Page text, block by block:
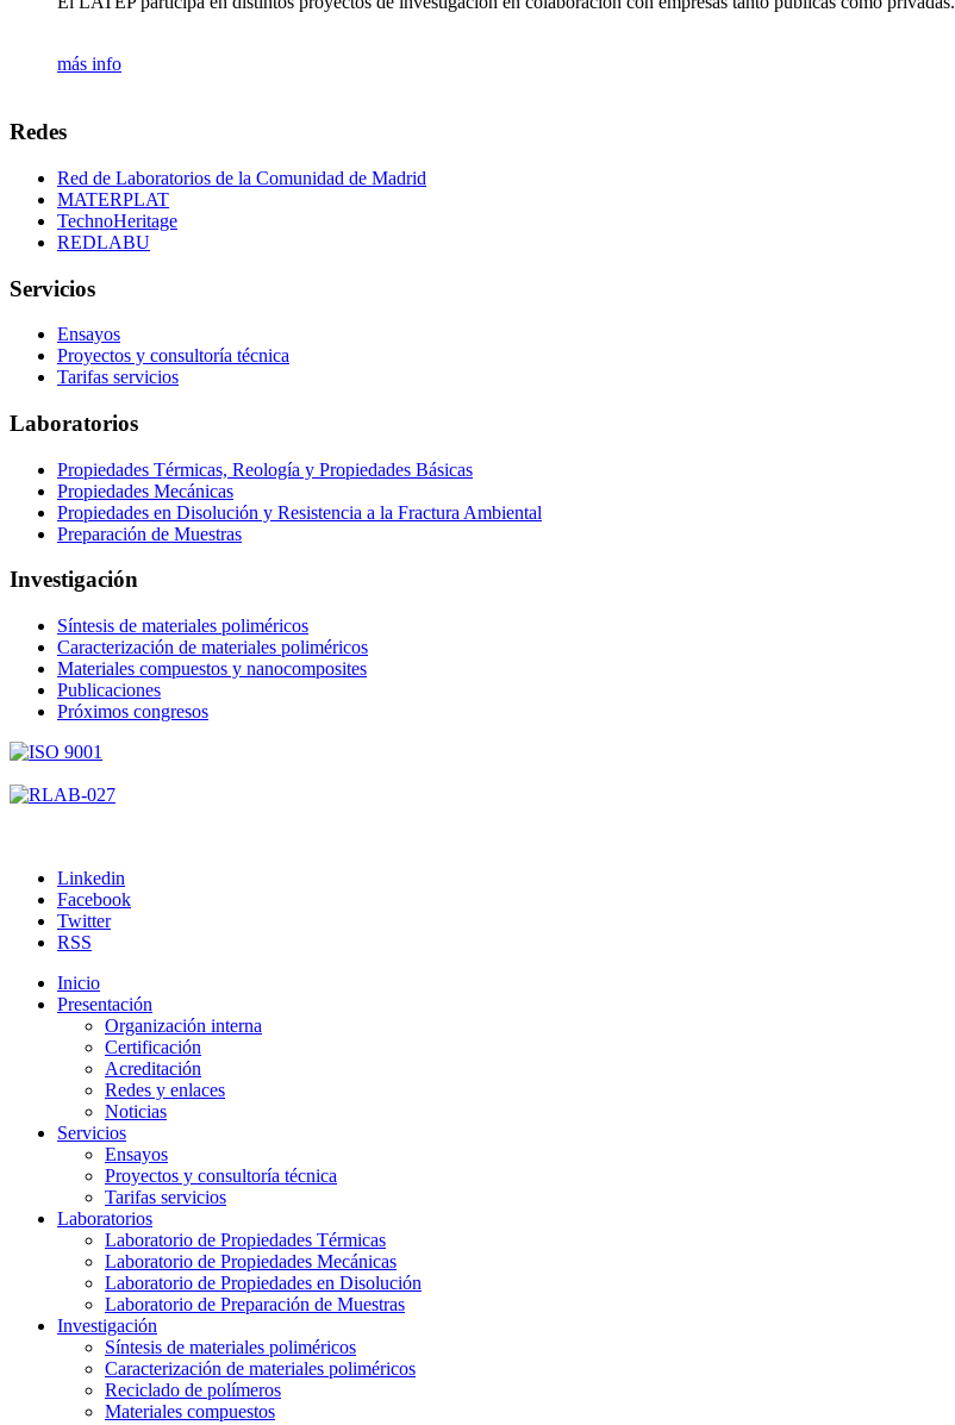
más info
Redes
Red de Laboratorios de la Comunidad de Madrid
MATERPLAT
TechnoHeritage
REDLABU
Servicios
Ensayos
Proyectos y consultoría técnica
Tarifas servicios
Laboratorios
Propiedades Térmicas, Reología y Propiedades Básicas
Propiedades Mecánicas
Propiedades en Disolución y Resistencia a la Fractura Ambiental
Preparación de Muestras
Investigación
Síntesis de materiales poliméricos
Caracterización de materiales poliméricos
Materiales compuestos y nanocomposites
Publicaciones
Próximos congresos
Linkedin
Facebook
Twitter
RSS
Inicio
Presentación
Organización interna
Certificación
Acreditación
Redes y enlaces
Noticias
Servicios
Ensayos
Proyectos y consultoría técnica
Tarifas servicios
Laboratorios
Laboratorio de Propiedades Térmicas
Laboratorio de Propiedades Mecánicas
Laboratorio de Propiedades en Disolución
Laboratorio de Preparación de Muestras
Investigación
Síntesis de materiales poliméricos
Caracterización de materiales poliméricos
Reciclado de polímeros
Materiales compuestos